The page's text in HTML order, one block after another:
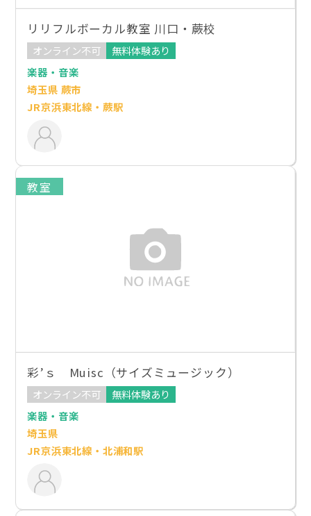
リリフルボーカル教室 川口・蕨校
オンライン不可
無料体験あり
楽器・音楽
埼玉県 蕨市
JR京浜東北線・蕨駅
教室
彩’ｓ Muisc（サイズミュージック）
オンライン不可
無料体験あり
楽器・音楽
埼玉県
JR京浜東北線・北浦和駅